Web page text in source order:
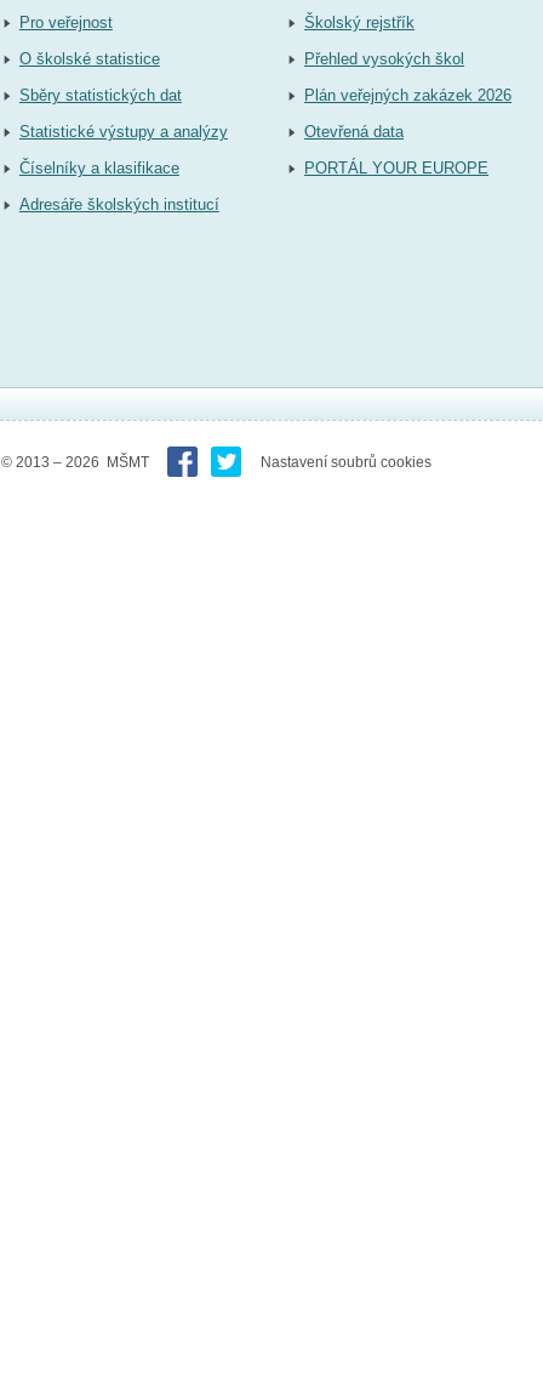
Pro veřejnost
O školské statistice
Sběry statistických dat
Statistické výstupy a analýzy
Číselníky a klasifikace
Adresáře školských institucí
Školský rejstřík
Přehled vysokých škol
Plán veřejných zakázek 2026
Otevřená data
PORTÁL YOUR EUROPE
© 2013 – 2026 MŠMT Nastavení soubrů cookies